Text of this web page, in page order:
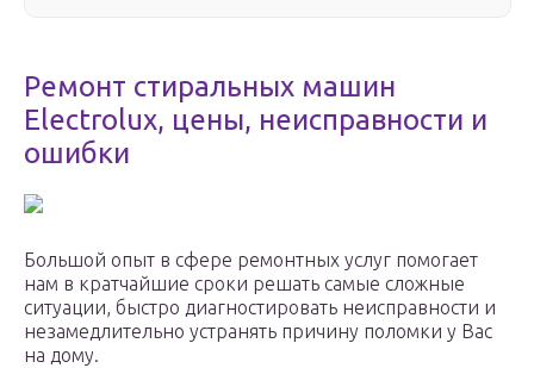
Ремонт стиральных машин
Electrolux, цены, неисправности и
ошибки
Большой опыт в сфере ремонтных услуг помогает
нам в кратчайшие сроки решать самые сложные
ситуации, быстро диагностировать неисправности и
незамедлительно устранять причину поломки у Вас
на дому.